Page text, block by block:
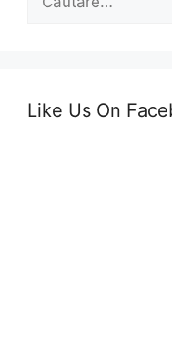
după:
Like Us On